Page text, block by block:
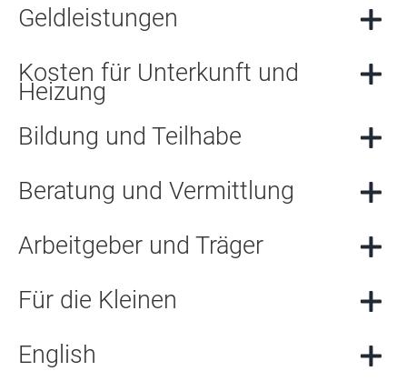
Geldleistungen
Kosten für Unterkunft und
Heizung
Bildung und Teilhabe
Beratung und Vermittlung
Arbeitgeber und Träger
Für die Kleinen
English